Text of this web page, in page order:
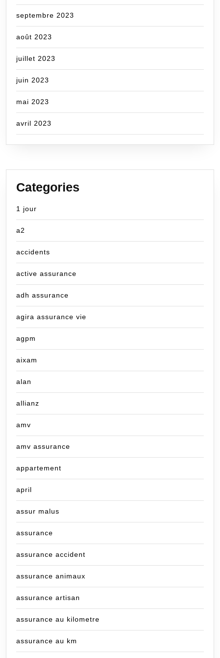
septembre 2023
août 2023
juillet 2023
juin 2023
mai 2023
avril 2023
Categories
1 jour
a2
accidents
active assurance
adh assurance
agira assurance vie
agpm
aixam
alan
allianz
amv
amv assurance
appartement
april
assur malus
assurance
assurance accident
assurance animaux
assurance artisan
assurance au kilometre
assurance au km